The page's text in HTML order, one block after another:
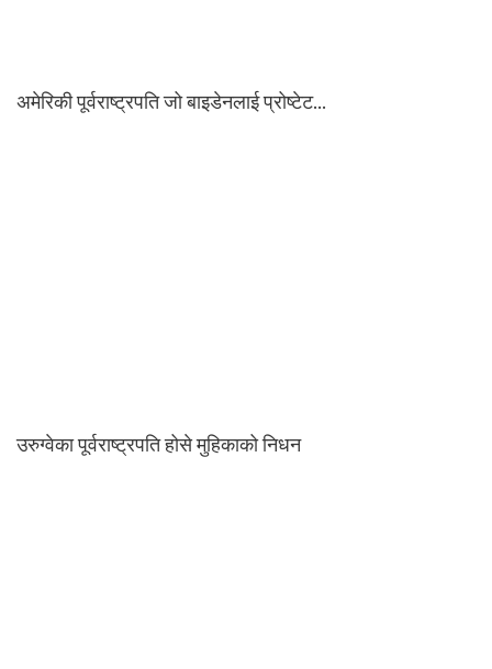
अमेरिकी पूर्वराष्ट्रपति जो बाइडेनलाई प्रोष्टेट…
उरुग्वेका पूर्वराष्ट्रपति होसे मुहिकाको निधन